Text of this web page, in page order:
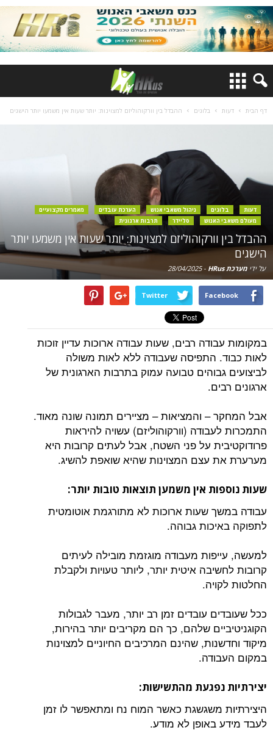
דף הבית דעות בלוגים ההבדל בין וורקוהוליזם למצוינות: יותר שעות אין משמעו יותר הישגים
דעות בלוגים ניהול משאבי אנוש הערכת עובדים
מאמרים מקצועיים
מעולם משאבי האנוש
סליידר תרבות ארגונית
ההבדל בין וורקוהוליזם למצוינות: יותר שעות אין משמעו יותר
הישגים
על ידי מערכת HRus -
28/04/2025
Facebook
Twitter
במקומות עבודה רבים, שעות עבודה ארוכות עדיין זוכות
לאות כבוד. התפיסה שעבודה ללא לאות משולה
לביצועים גבוהים טבועה עמוק בתרבות הארגונית של
ארגונים רבים.
אבל המחקר – והמציאות – מציירים תמונה שונה מאוד.
התמכרות לעבודה (וורקוהוליזם) עשויה להיראות
פרודוקטיבית על פני השטח, אבל לעתים קרובות היא
מערערת את עצם המצוינות שהיא שואפת להשיג.
שעות נוספות אין משמען תוצאות טובות יותר:
עבודה במשך שעות ארוכות לא מתורגמת אוטומטית
לתפוקה באיכות גבוהה.
למעשה, עייפות מעבודה מוגזמת מובילה לעיתים
קרובות לחשיבה איטית יותר, ליותר טעויות ולקבלת
החלטות לקויה.
ככל שעובדים עובדים זמן רב יותר, מעבר לגבולות
הקוגניטיביים שלהם, כך הם מקריבים יותר בהירות,
מיקוד וחדשנות, שהינם המרכיבים החיוניים למצוינות
במקום העבודה.
יצירתיות נפגעת מהתשישות:
היצירתיות משגשגת כאשר המוח נח ומתאפשר לו זמן
לעבד מידע באופן לא מודע.